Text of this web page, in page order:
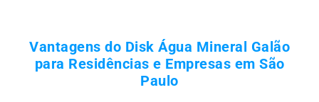
Vantagens do Disk Água Mineral Galão
para Residências e Empresas em São
Paulo